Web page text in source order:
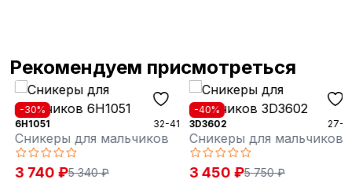
Рекомендуем присмотреться
-30%
6H1051
32-41
Сникеры для мальчиков
3 740 ₽5 340 ₽
-40%
3D3602
27-31
Сникеры для мальчиков
3 450 ₽5 750 ₽